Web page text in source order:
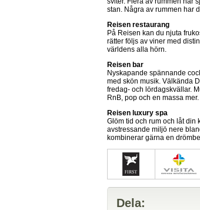
stan. Några av rummen har
Reisen restaurang
På Reisen kan du njuta
rätter följs av viner med
världens alla hörn.
Reisen bar
Nyskapande spännande
med skön musik. Välkända
fredag- och lördagskvällar.
RnB, pop och en massa mer.
Reisen luxury spa
Glöm tid och rum och låt din
avstressande miljö nere
kombinerar gärna en
Dela: